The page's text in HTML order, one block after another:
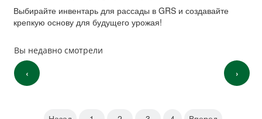
Выбирайте инвентарь для рассады в GRS и создавайте
крепкую основу для будущего урожая!
Вы недавно смотрели
‹ ›